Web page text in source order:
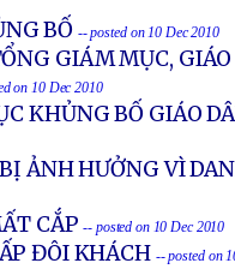
BỐ -- posted on 10 Dec 2010
GIÁM MỤC, GIÁO
on 10 Dec 2010
KHỦNG BỐ GIÁO
ẢNH HƯỞNG VÌ
CẮP-- posted on 10 Dec 2010
ĐÔI KHÁCH -- posted on